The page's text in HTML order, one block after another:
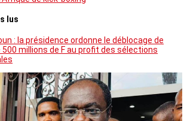
lus
: la présidence ordonne le déblocage de
500 millions de F au profit des sélections